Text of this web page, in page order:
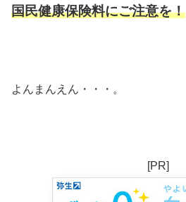
国民健康保険料にご注意を！
よんまんえん・・・。
[PR]